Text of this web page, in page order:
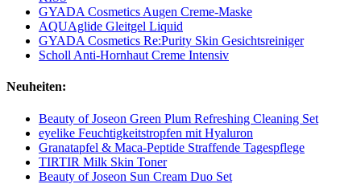
GYADA Cosmetics Augen Creme-Maske
AQUAglide Gleitgel Liquid
GYADA Cosmetics Re:Purity Skin Gesichtsreiniger
Scholl Anti-Hornhaut Creme Intensiv
Neuheiten:
Beauty of Joseon Green Plum Refreshing Cleaning Set
eyelike Feuchtigkeitstropfen mit Hyaluron
Granatapfel & Maca-Peptide Straffende Tagespflege
TIRTIR Milk Skin Toner
Beauty of Joseon Sun Cream Duo Set